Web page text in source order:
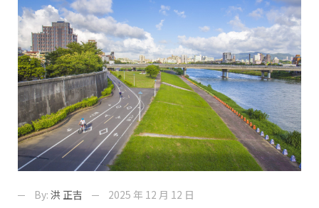
By: 洪 正吉 2025 年 12 月 12 日